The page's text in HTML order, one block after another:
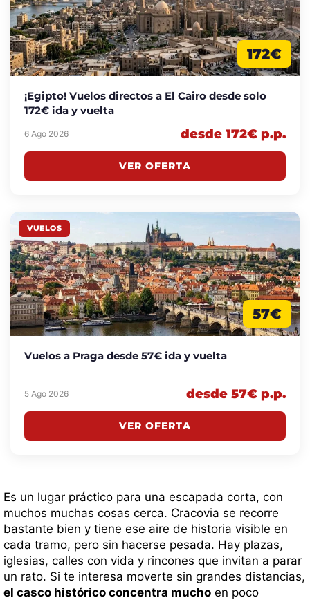
172€
¡Egipto! Vuelos directos a El Cairo desde solo
172€ ida y vuelta
6 Ago 2026 desde 172€ p.p.
VER OFERTA
VUELOS
57€
Vuelos a Praga desde 57€ ida y vuelta
5 Ago 2026 desde 57€ p.p.
VER OFERTA
Es un lugar práctico para una escapada corta, con
muchos muchas cosas cerca. Cracovia se recorre
bastante bien y tiene ese aire de historia visible en
cada tramo, pero sin hacerse pesada. Hay plazas,
iglesias, calles con vida y rincones que invitan a parar
un rato. Si te interesa moverte sin grandes distancias,
el casco histórico concentra mucho en poco